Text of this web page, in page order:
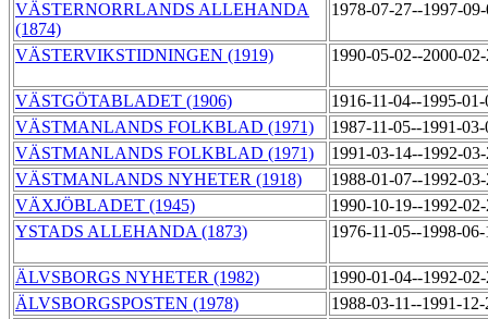
VÄSTERNORRLANDS ALLEHANDA
(1874)
1978-07-27--1997-
VÄSTERVIKSTIDNINGEN (1919) 1990-05-02--2000-
VÄSTGÖTABLADET (1906)
1916-11-04--1995-
VÄSTMANLANDS FOLKBLAD (1971)
1987-11-05--1991-
VÄSTMANLANDS FOLKBLAD (1971)
1991-03-14--1992-
VÄSTMANLANDS NYHETER (1918)
1988-01-07--1992-
VÄXJÖBLADET (1945)
1990-10-19--1992-
YSTADS ALLEHANDA (1873)
1976-11-05--1998-
ÄLVSBORGS NYHETER (1982)
1990-01-04--1992-
ÄLVSBORGSPOSTEN (1978)
1988-03-11--1991-